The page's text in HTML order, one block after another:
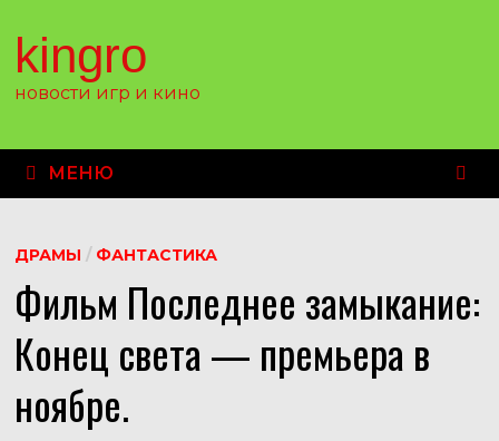
содержимому
kingro
новости игр и кино
МЕНЮ
ДРАМЫ / ФАНТАСТИКА
Фильм Последнее замыкание:
Конец света — премьера в
ноябре.